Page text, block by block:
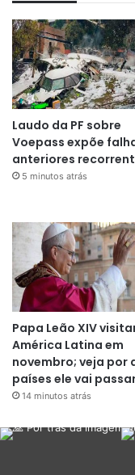
Laudo da PF sobre
Voepass expõe
anteriores
5 minutos atrás
Papa Leão XIV
América Latina em
novembro; veja por
países ele vai
14 minutos atrás